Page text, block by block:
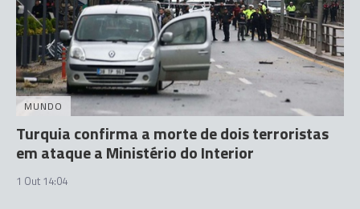
MUNDO
Turquia confirma a morte de dois terroristas
em ataque a Ministério do Interior
1 Out 14:04